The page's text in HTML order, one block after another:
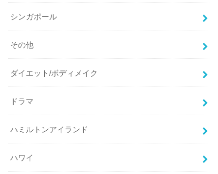
シンガポール
その他
ダイエット/ボディメイク
ドラマ
ハミルトンアイランド
ハワイ